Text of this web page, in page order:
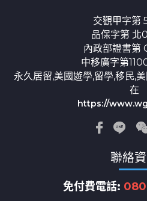
交觀甲字第
品保字第 北
內政部證書第
中移廣字第
永久居留,美國遊學,留學,移民,
在
https://
聯絡
免付費電話: